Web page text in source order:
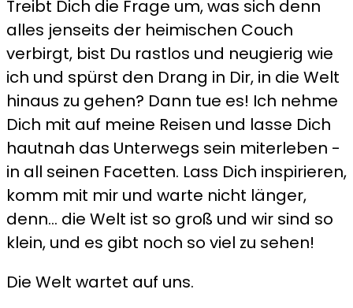
Treibt Dich die Frage um, was sich denn
alles jenseits der heimischen Couch
verbirgt, bist Du rastlos und neugierig wie
ich und spürst den Drang in Dir, in die Welt
hinaus zu gehen? Dann tue es! Ich nehme
Dich mit auf meine Reisen und lasse Dich
hautnah das Unterwegs sein miterleben -
in all seinen Facetten. Lass Dich inspirieren,
komm mit mir und warte nicht länger,
denn... die Welt ist so groß und wir sind so
klein, und es gibt noch so viel zu sehen!
Die Welt wartet auf uns.